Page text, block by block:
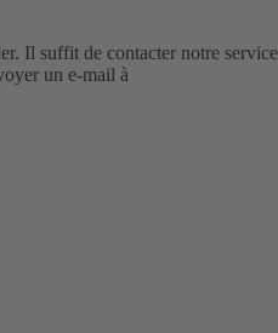
Il suffit de contacter notre service
un e-mail à